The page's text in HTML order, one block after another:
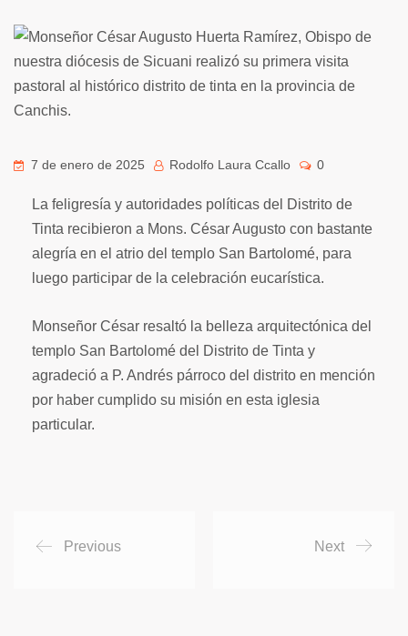
7 de enero de 2025 Rodolfo Laura Ccallo 0
La feligresía y autoridades políticas del Distrito de
Tinta recibieron a Mons. César Augusto con bastante
alegría en el atrio del templo San Bartolomé, para
luego participar de la celebración eucarística.
Monseñor César resaltó la belleza arquitectónica del
templo San Bartolomé del Distrito de Tinta y
agradeció a P. Andrés párroco del distrito en mención
por haber cumplido su misión en esta iglesia
particular.
Previous Next